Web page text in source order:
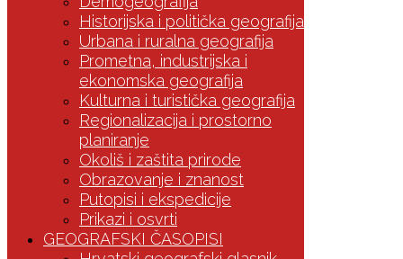
Historijska i politička geografija
Urbana i ruralna geografija
Prometna, industrijska i
ekonomska geografija
Kulturna i turistička geografija
Regionalizacija i prostorno
planiranje
Okoliš i zaštita prirode
Obrazovanje i znanost
Putopisi i ekspedicije
Prikazi i osvrti
GEOGRAFSKI ČASOPISI